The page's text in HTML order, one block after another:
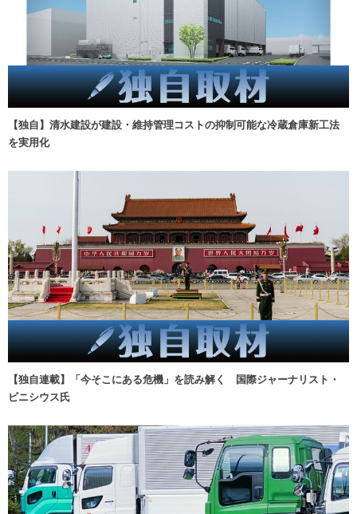
【独自】清水建設が建設・維持管理コストの抑制可能な冷蔵倉庫新工法
を実用化
【独自連載】「今そこにある危機」を読み解く 国際ジャーナリスト・
ビニシウス氏